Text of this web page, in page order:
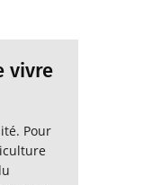
vivre
Pour